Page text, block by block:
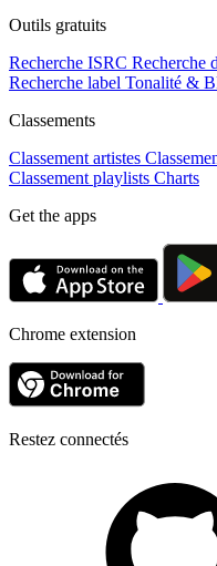
Outils gratuits
Recherche ISRC Recherche
Recherche label Tonalité &
Classements
Classement artistes
Classement playlists Charts
Get the apps
Chrome extension
Restez connectés